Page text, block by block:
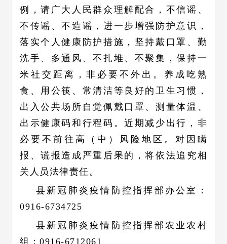
例，请广大人民群众理解配合，不信谣、
不传谣、不造谣，进一步增强防护意识，
落实个人健康防护措施，坚持戴口罩、勤
洗手、多通风、不扎堆、不聚集，保持一
米社交距离，非必要不外出。养成吃熟
食、用公筷、常清洁等良好的卫生习惯，
出入公共场所自觉佩戴口罩、测量体温、
出示健康码和行程码。近期减少出行，非
必要不前往高（中）风险地区。对因瞒
报、谎报造成严重后果的，将依法追究相
关人员法律责任。
县新冠肺炎疫情防控指挥部办公室：
0916-6734725
县新冠肺炎疫情防控指挥部农业农村
组：0916-6712061